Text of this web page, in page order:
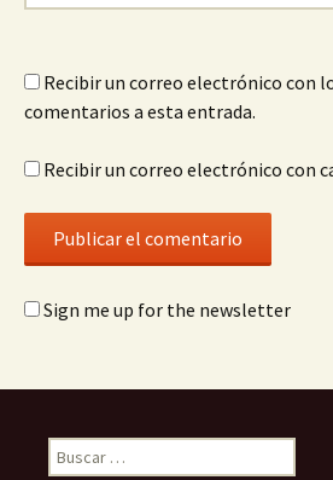
Recibir un correo electrónico con
comentarios a esta entrada.
Recibir un correo electrónico con
Sign me up for the newsletter
Buscar: